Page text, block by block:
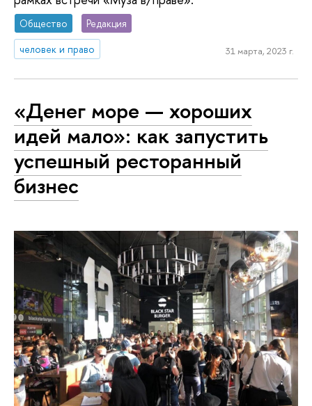
Общество
Редакция
человек и право
31 марта, 2023 г.
«Денег море — хороших
идей мало»: как запустить
успешный ресторанный
бизнес